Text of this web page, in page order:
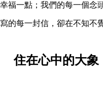
幸福一點；我們的每一個念
寫的每一封信，卻在不知不
住在心中的大象